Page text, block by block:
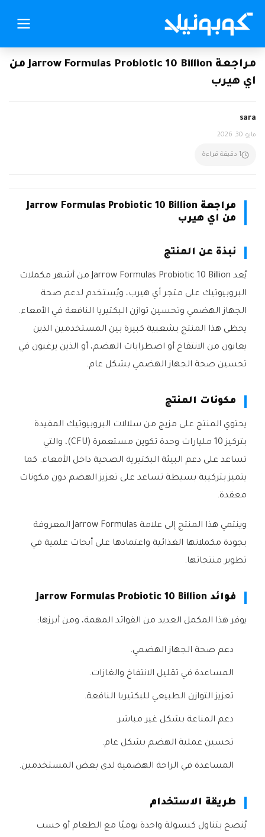
مراجعة Jarrow Formulas Probiotic 10 Billion من
اي هيرب
sara
مايو 30, 2026
1 دقيقة قراءة
مراجعة Jarrow Formulas Probiotic 10 Billion
من اي هيرب
نبذة عن المنتج
يُعد Jarrow Formulas Probiotic 10 Billion من أشهر مكملات
البروبيوتيك على متجر أي هيرب، ويُستخدم لدعم صحة
الجهاز الهضمي وتحسين توازن البكتيريا النافعة في الأمعاء.
يحظى هذا المنتج بشعبية كبيرة بين المستخدمين الذين
يعانون من الانتفاخ أو اضطرابات الهضم، أو الذين يرغبون في
تحسين صحة الجهاز الهضمي بشكل عام.
مكونات المنتج
يحتوي المنتج على مزيج من سلالات البروبيوتيك المفيدة
بتركيز 10 مليارات وحدة تكوين مستعمرة (CFU)، والتي
تساعد على دعم البيئة البكتيرية الصحية داخل الأمعاء. كما
يتميز بتركيبة بسيطة تساعد على تعزيز الهضم دون مكونات
معقدة.
وينتمي هذا المنتج إلى علامة Jarrow Formulas المعروفة
بجودة مكملاتها الغذائية واعتمادها على أبحاث علمية في
تطوير منتجاتها.
فوائد Jarrow Formulas Probiotic 10 Billion
يوفر هذا المكمل العديد من الفوائد المهمة، ومن أبرزها:
دعم صحة الجهاز الهضمي.
المساعدة في تقليل الانتفاخ والغازات.
تعزيز التوازن الطبيعي للبكتيريا النافعة.
دعم المناعة بشكل غير مباشر.
تحسين عملية الهضم بشكل عام.
المساعدة في الراحة الهضمية لدى بعض المستخدمين.
طريقة الاستخدام
يُنصح بتناول كبسولة واحدة يوميًا مع الطعام أو حسب